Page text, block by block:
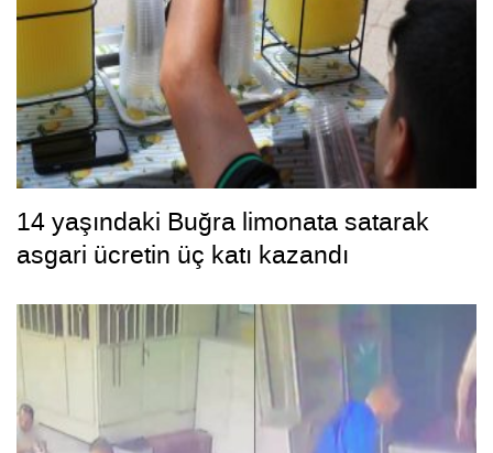
14 yaşındaki Buğra limonata satarak
asgari ücretin üç katı kazandı